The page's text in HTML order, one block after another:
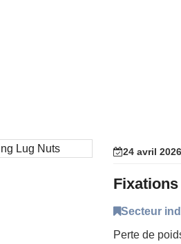
24 avril 2026
Secteur
Perte de